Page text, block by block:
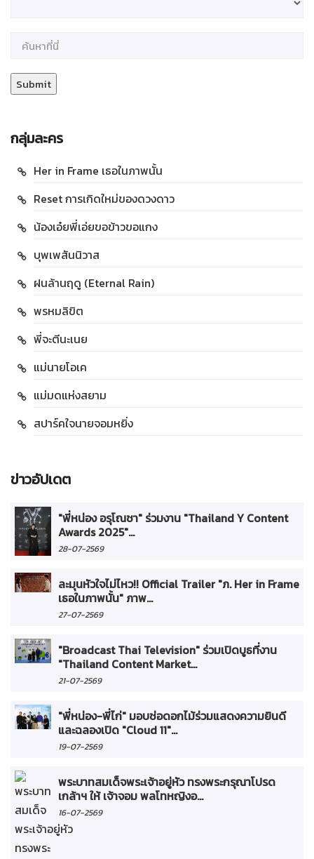
กลุ่มละคร
Her in Frame เธอในภาพนั้น
Reset การเกิดใหม่ของดวงดาว
น้องเอ๋ยพี่เอ่ยขอข้าวขอแกง
บุพเพสันนิวาส
ฝนล้านฤดู (Eternal Rain)
พรหมลิขิต
พี่จะตีนะเนย
แม่นายโอเค
แม่มดแห่งสยาม
สปาร์คใจนายจอมหยิ่ง
ข่าวอัปเดต
"พี่หน่อง อรุโณชา" ร่วมงาน "Thailand Y Content
Awards 2025"...
28-07-2569
ละมุนหัวใจไม่ไหว!! Official Trailer "ภ. Her in Frame
เธอในภาพนั้น" ภาพ...
27-07-2569
"Broadcast Thai Television" ร่วมเปิดบูธที่งาน
"Thailand Content Market...
21-07-2569
"พี่หน่อง-พี่ไก่" มอบช่อดอกไม้ร่วมแสดงความยินดี
และฉลองเปิด "Cloud 11"...
19-07-2569
พระบาทสมเด็จพระเจ้าอยู่หัว ทรงพระกรุณาโปรด
เกล้าฯ ให้ เจ้าจอม พลโทหญิงอ...
16-07-2569